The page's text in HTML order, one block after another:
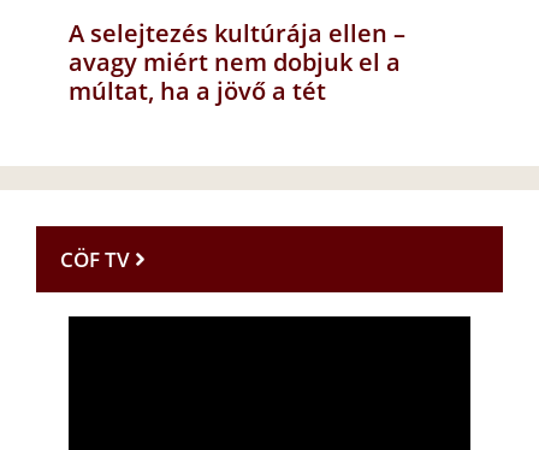
A selejtezés kultúrája ellen –
avagy miért nem dobjuk el a
múltat, ha a jövő a tét
CÖF TV